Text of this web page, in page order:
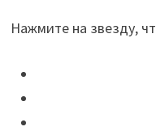
Нажмите на звезду,